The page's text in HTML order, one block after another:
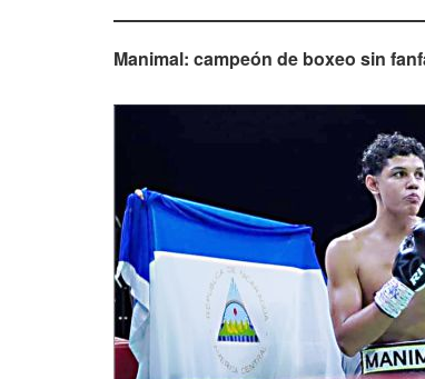
Manimal: campeón de boxeo sin